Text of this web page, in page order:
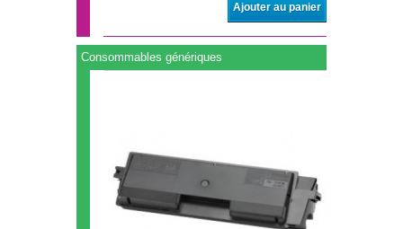
Ajouter au panier
Consommables génériques